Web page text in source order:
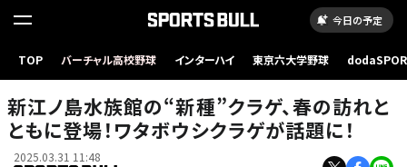
今日の予定
TOP バーチャル高校野球 インターハイ 東京六大学野球
新江ノ島水族館の“新種”クラゲ、春の訪れと
ともに登場！ワタボウシクラゲが話題に！
2025.03.31 11:48